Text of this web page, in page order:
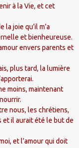
à la Vie, et cet
la joie qu’il m’a
et bienheureuse.
envers parents et
plus tard, la lumière
moins, maintenant
nous, les chrétiens,
et il aurait été le but de
et l’amour qui doit